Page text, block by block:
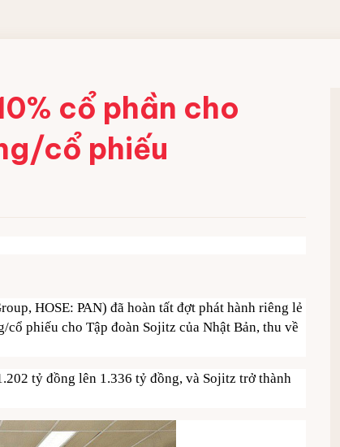
cổ phần cho
cổ phiếu
HOSE: PAN) đã hoàn tất đợt phát hành riêng lẻ
phiếu cho Tập đoàn Sojitz của Nhật Bản, thu về
tỷ đồng lên 1.336 tỷ đồng, và Sojitz trở thành